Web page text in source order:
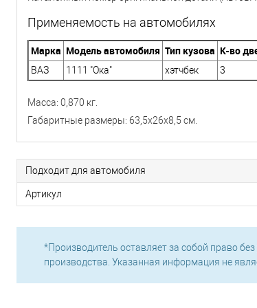
Применяемость на автомобилях
Марка Модель автомобиля Тип кузова К-во
ВАЗ 1111 "Ока" хэтчбек 3
Масса: 0,870 кг.
Габаритные размеры: 63,5x26x8,5 см.
Подходит для автомобиля
Артикул
*Производитель оставляет за собой право
производства. Указанная информация не